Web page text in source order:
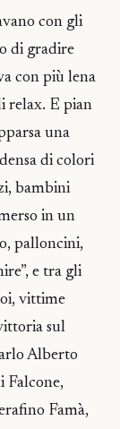
con gli
di gradire
con più lena
relax. E pian
una
di colori
bambini
in un
palloncini,
e tra gli
vittime
sul
Alberto
Falcone,
Famà,